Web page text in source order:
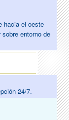
hacia el oeste
entorno de
24/7.